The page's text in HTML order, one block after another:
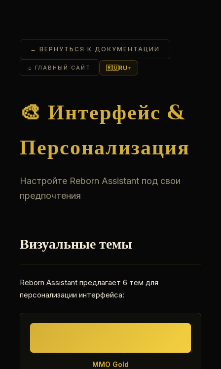
← ВЕРНУТЬСЯ К ДОКУМЕНТАЦИИ
⌂ ГЛАВНЫЙ САЙТ 🇷🇺RU ▾
🎨 Интерфейс &
Персонализация
Настройте Reborn Assistant под свои
предпочтения
Визуальные темы
Reborn Assistant предлагает 6 тем для
персонализации интерфейса:
MMO Gold